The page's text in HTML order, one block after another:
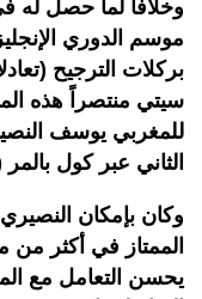
وخلافاً لما حصل له
موسم الدوري
سيتي منتصراً هذه
الثاني عبر كول بالمر
وكان بإمكان
الممتاز في أكثر من
يحسن التعامل مع